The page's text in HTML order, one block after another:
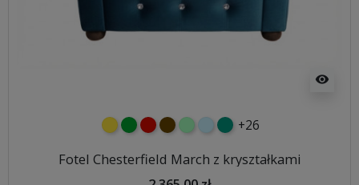
visibility
żółtyzielonyczerwony
czekoladowy
miętowybłękitny
turkusowy
+26
Fotel Chesterfield March z kryształkami